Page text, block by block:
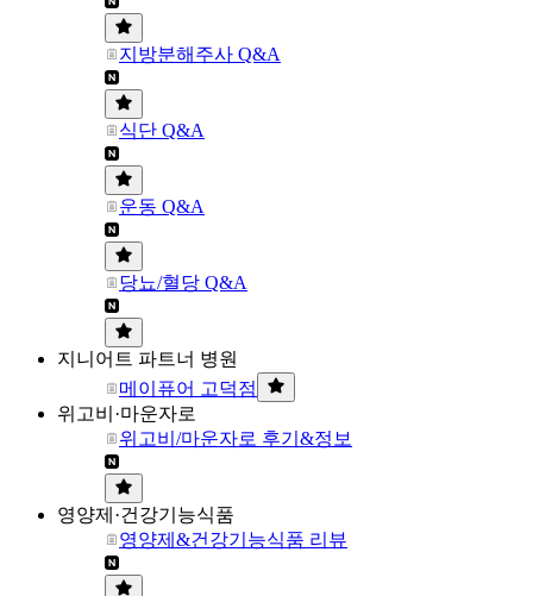
지방분해주사 Q&A
식단 Q&A
운동 Q&A
당뇨/혈당 Q&A
지니어트 파트너 병원
메이퓨어 고덕점
위고비·마운자로
위고비/마운자로 후기&정보
영양제·건강기능식품
영양제&건강기능식품 리뷰